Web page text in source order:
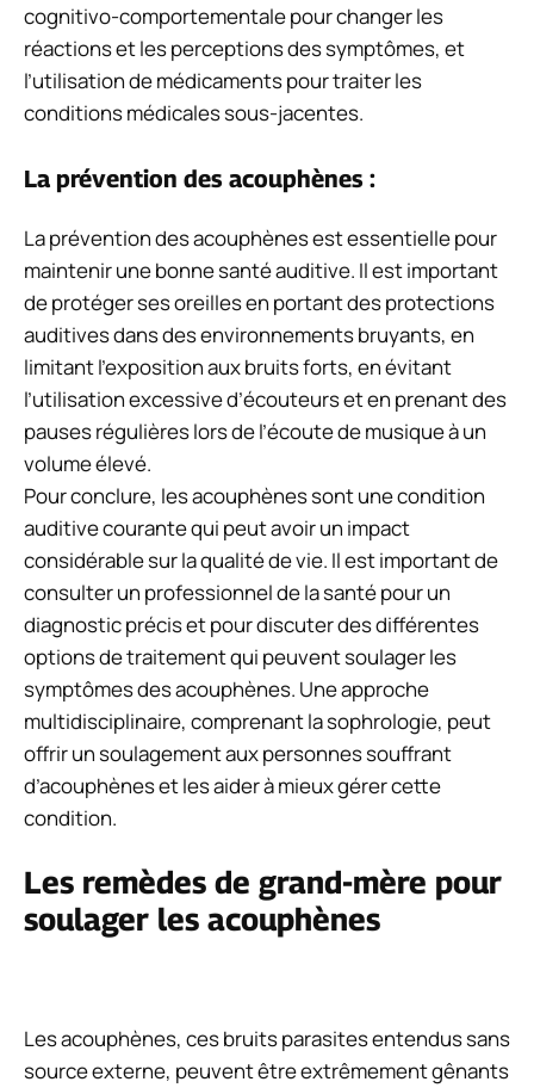
cognitivo-comportementale pour changer les
réactions et les perceptions des symptômes, et
l’utilisation de médicaments pour traiter les
conditions médicales sous-jacentes.
La prévention des acouphènes :
La prévention des acouphènes est essentielle pour
maintenir une bonne santé auditive. Il est important
de protéger ses oreilles en portant des protections
auditives dans des environnements bruyants, en
limitant l’exposition aux bruits forts, en évitant
l’utilisation excessive d’écouteurs et en prenant des
pauses régulières lors de l’écoute de musique à un
volume élevé.
Pour conclure, les acouphènes sont une condition
auditive courante qui peut avoir un impact
considérable sur la qualité de vie. Il est important de
consulter un professionnel de la santé pour un
diagnostic précis et pour discuter des différentes
options de traitement qui peuvent soulager les
symptômes des acouphènes. Une approche
multidisciplinaire, comprenant la sophrologie, peut
offrir un soulagement aux personnes souffrant
d’acouphènes et les aider à mieux gérer cette
condition.
Les remèdes de grand-mère pour
soulager les acouphènes
Les acouphènes, ces bruits parasites entendus sans
source externe, peuvent être extrêmement gênants